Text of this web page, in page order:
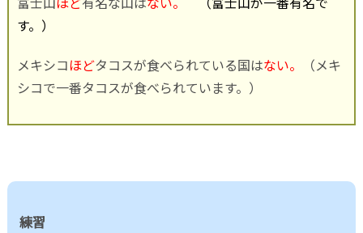
す。）
メキシコほどタコスが食べられている国はない。
（メキ
シコで一番タコスが食べられています。）
練習